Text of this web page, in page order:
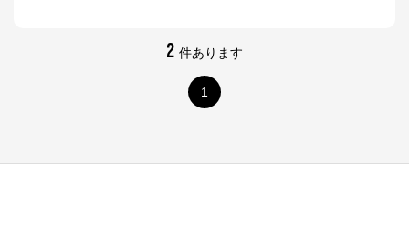
2 件あります
1